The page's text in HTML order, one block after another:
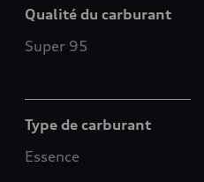
Qualité du carburant
Super 95
Type de carburant
Essence